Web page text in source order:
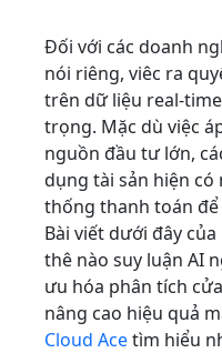
Đối với các doanh
nói riêng, viêc ra
trên dữ liệu real-
trọng. Mặc dù việc
nguồn đầu tư lớn,
dụng tài sản hiện có
thống thanh toán để
Bài viết dưới đây của
thê nào suy luận AI
ưu hóa phân tích
nâng cao hiệu quả
Cloud Acetìm hiểu